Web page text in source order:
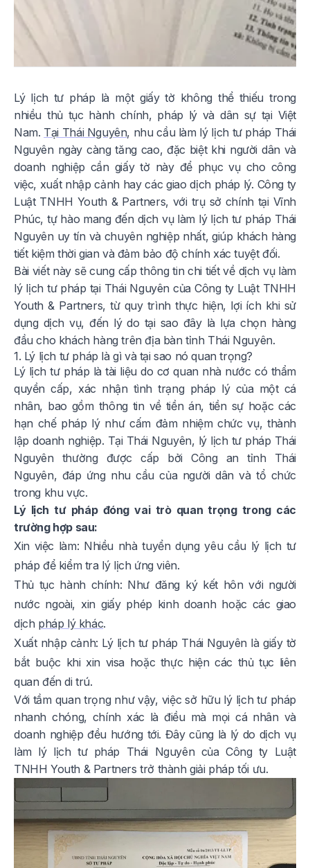
Lý lịch tư pháp là một giấy tờ không thể thiếu trong
nhiều thủ tục hành chính, pháp lý và dân sự tại Việt
Nam. Tại Thái Nguyên, nhu cầu làm lý lịch tư pháp Thái
Nguyên ngày càng tăng cao, đặc biệt khi người dân và
doanh nghiệp cần giấy tờ này để phục vụ cho công
việc, xuất nhập cảnh hay các giao dịch pháp lý. Công ty
Luật TNHH Youth & Partners, với trụ sở chính tại Vĩnh
Phúc, tự hào mang đến dịch vụ làm lý lịch tư pháp Thái
Nguyên uy tín và chuyên nghiệp nhất, giúp khách hàng
tiết kiệm thời gian và đảm bảo độ chính xác tuyệt đối.
Bài viết này sẽ cung cấp thông tin chi tiết về dịch vụ làm
lý lịch tư pháp tại Thái Nguyên của Công ty Luật TNHH
Youth & Partners, từ quy trình thực hiện, lợi ích khi sử
dụng dịch vụ, đến lý do tại sao đây là lựa chọn hàng
đầu cho khách hàng trên địa bàn tỉnh Thái Nguyên.
1. Lý lịch tư pháp là gì và tại sao nó quan trọng?
Lý lịch tư pháp là tài liệu do cơ quan nhà nước có thẩm
quyền cấp, xác nhận tình trạng pháp lý của một cá
nhân, bao gồm thông tin về tiền án, tiền sự hoặc các
hạn chế pháp lý như cấm đảm nhiệm chức vụ, thành
lập doanh nghiệp. Tại Thái Nguyên, lý lịch tư pháp Thái
Nguyên thường được cấp bởi Công an tỉnh Thái
Nguyên, đáp ứng nhu cầu của người dân và tổ chức
trong khu vực.
Lý lịch tư pháp đóng vai trò quan trọng trong các
trường hợp sau:
Xin việc làm: Nhiều nhà tuyển dụng yêu cầu lý lịch tư
pháp để kiểm tra lý lịch ứng viên.
Thủ tục hành chính: Như đăng ký kết hôn với người
nước ngoài, xin giấy phép kinh doanh hoặc các giao
dịch pháp lý khác.
Xuất nhập cảnh: Lý lịch tư pháp Thái Nguyên là giấy tờ
bắt buộc khi xin visa hoặc thực hiện các thủ tục liên
quan đến di trú.
Với tầm quan trọng như vậy, việc sở hữu lý lịch tư pháp
nhanh chóng, chính xác là điều mà mọi cá nhân và
doanh nghiệp đều hướng tới. Đây cũng là lý do dịch vụ
làm lý lịch tư pháp Thái Nguyên của Công ty Luật
TNHH Youth & Partners trở thành giải pháp tối ưu.